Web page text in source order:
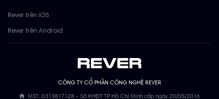
CÔNG TY CỔ PHẦN CÔNG NGHỆ REVER
MST: 0313817128 - Sở KHĐT TP Hồ Chí Minh cấp ngày 20/05/2016
Rever trên iOS
Rever trên Android